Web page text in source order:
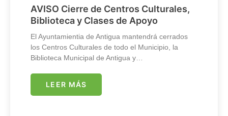
AVISO Cierre de Centros Culturales,
Biblioteca y Clases de Apoyo
El Ayuntamientia de Antigua mantendrá cerrados
los Centros Culturales de todo el Municipio, la
Biblioteca Municipal de Antigua y…
LEER MÁS